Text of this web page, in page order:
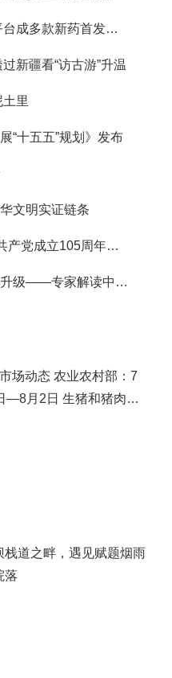
成多款新药首发渠
新疆看“访古游”升温
里
“十五五”规划》发布
文明实证链条
产党成立105周年名
升级——专家解读中国
场动态 农业农村部：7
—8月2日 生猪和猪肉价
栈道之畔，遇见赋题烟雨
落